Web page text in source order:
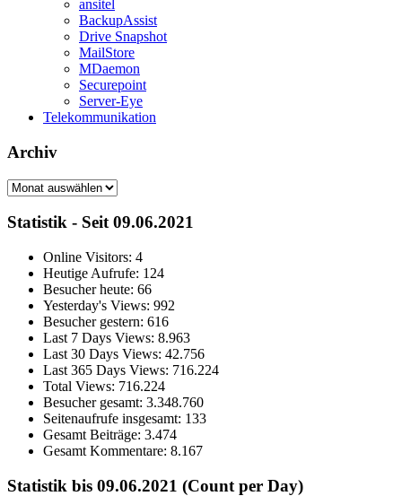
ansitel
BackupAssist
Drive Snapshot
MailStore
MDaemon
Securepoint
Server-Eye
Telekommunikation
Archiv
Archiv
Statistik - Seit 09.06.2021
Online Visitors: 4
Heutige Aufrufe: 124
Besucher heute: 66
Yesterday's Views: 992
Besucher gestern: 616
Last 7 Days Views: 8.963
Last 30 Days Views: 42.756
Last 365 Days Views: 716.224
Total Views: 716.224
Besucher gesamt: 3.348.760
Seitenaufrufe insgesamt: 133
Gesamt Beiträge: 3.474
Gesamt Kommentare: 8.167
Statistik bis 09.06.2021 (Count per Day)